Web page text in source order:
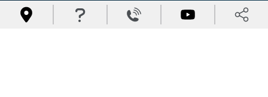
   